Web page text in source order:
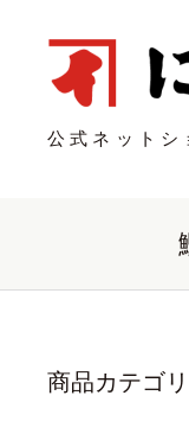
公式ネットシ
商品カテゴリ